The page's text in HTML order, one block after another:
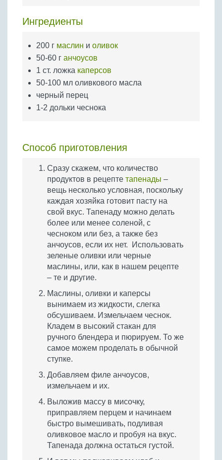
Яйца
Ингредиенты
200 г маслин и оливок
50-60 г анчоусов
1 ст. ложка каперсов
50-100 мл оливкового масла
черный перец
1-2 дольки чеснока
Способ приготовления
Сразу скажем, что количество
продуктов в рецепте тапенады –
вещь несколько условная, поскольку
каждая хозяйка готовит пасту на
свой вкус. Тапенаду можно делать
более или менее соленой, с
чесноком или без, а также без
анчоусов, если их нет. Использовать
зеленые оливки или черные
маслины, или, как в нашем рецепте
– те и другие.
Маслины, оливки и каперсы
вынимаем из жидкости, слегка
обсушиваем. Измельчаем чеснок.
Кладем в высокий стакан для
ручного блендера и пюрируем. То же
самое можем проделать в обычной
ступке.
Добавляем филе анчоусов,
измельчаем и их.
Выложив массу в мисочку,
приправляем перцем и начинаем
быстро вымешивать, подливая
оливковое масло и пробуя на вкус.
Тапенада должна остаться густой.